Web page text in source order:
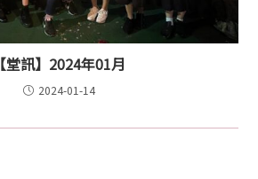
【堂訊】2024年01月
2024-01-14